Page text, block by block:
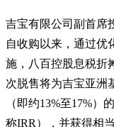
吉宝有限公司副首席
自收购以来，通过优
施，八百控股息税折
次脱售将为吉宝亚洲
（即约13%至17%）
称IRR），并获得相